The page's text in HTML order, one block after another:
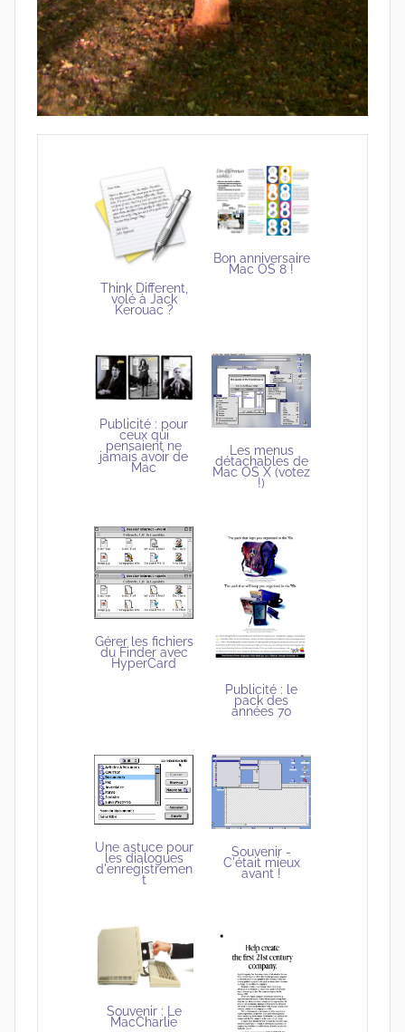
Think Different,
volé à Jack
Kerouac ?
Bon anniversaire
Mac OS 8 !
Publicité : pour
ceux qui
pensaient ne
jamais avoir de
Mac
Les menus
détachables de
Mac OS X (votez
!)
Gérer les fichiers
du Finder avec
HyperCard
Publicité : le
pack des
années 70
Une astuce pour
les dialogues
d'enregistremen
t
Souvenir -
C'était mieux
avant !
Souvenir : Le
MacCharlie